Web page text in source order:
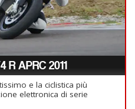
R APRC 2011
e la ciclistica più
elettronica di serie